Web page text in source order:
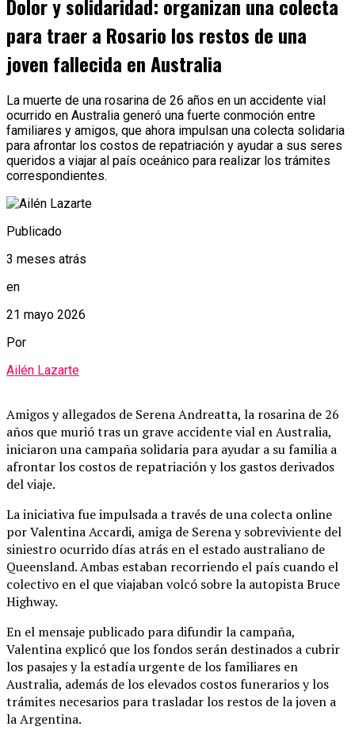
Dolor y solidaridad: organizan una colecta
para traer a Rosario los restos de una
joven fallecida en Australia
La muerte de una rosarina de 26 años en un accidente vial
ocurrido en Australia generó una fuerte conmoción entre
familiares y amigos, que ahora impulsan una colecta solidaria
para afrontar los costos de repatriación y ayudar a sus seres
queridos a viajar al país oceánico para realizar los trámites
correspondientes.
Publicado
3 meses atrás
en
21 mayo 2026
Por
Ailén Lazarte
Amigos y allegados de Serena Andreatta, la rosarina de 26
años que murió tras un grave accidente vial en Australia,
iniciaron una campaña solidaria para ayudar a su familia a
afrontar los costos de repatriación y los gastos derivados
del viaje.
La iniciativa fue impulsada a través de una colecta online
por Valentina Accardi, amiga de Serena y sobreviviente del
siniestro ocurrido días atrás en el estado australiano de
Queensland. Ambas estaban recorriendo el país cuando el
colectivo en el que viajaban volcó sobre la autopista Bruce
Highway.
En el mensaje publicado para difundir la campaña,
Valentina explicó que los fondos serán destinados a cubrir
los pasajes y la estadía urgente de los familiares en
Australia, además de los elevados costos funerarios y los
trámites necesarios para trasladar los restos de la joven a
la Argentina.